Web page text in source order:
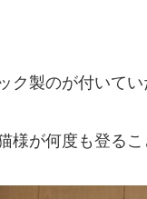
ク製のが付いてい
が何度も登る